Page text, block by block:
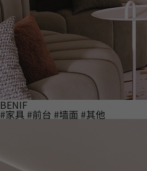
BENIF
#家具 #前台 #墙面 #其他